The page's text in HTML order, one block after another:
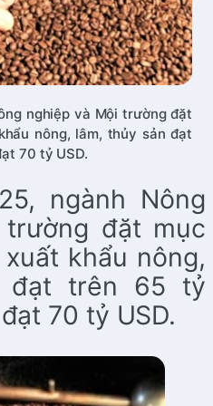
nghiệp và Mội trường đặt
nông, lâm, thủy sản đạt
70 tỷ USD.
ngành Nông
đặt mục
khẩu nông,
đạt trên 65 tỷ
70 tỷ USD.